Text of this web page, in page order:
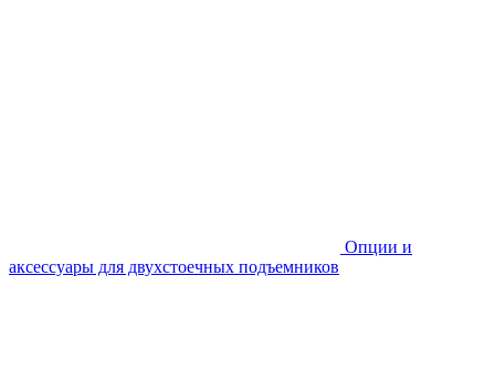
Опции и
аксессуары для двухстоечных подъемников